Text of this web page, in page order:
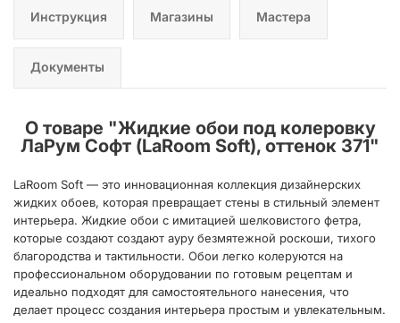
Инструкция Магазины Мастера
Документы
О товаре "Жидкие обои под колеровку
ЛаРум Софт (LaRoom Soft), оттенок 371"
LaRoom Soft — это инновационная коллекция дизайнерских
жидких обоев, которая превращает стены в стильный элемент
интерьера. Жидкие обои с имитацией шелковистого фетра,
которые создают создают ауру безмятежной роскоши, тихого
благородства и тактильности. Обои легко колеруются на
профессиональном оборудовании по готовым рецептам и
идеально подходят для самостоятельного нанесения, что
делает процесс создания интерьера простым и увлекательным.